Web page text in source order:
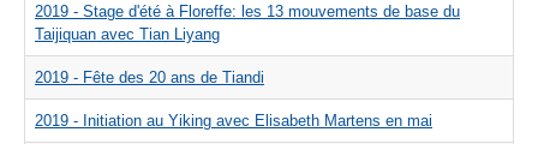
2019 - Stage d'été à Floreffe: les 13 mouvements de base du
Taijiquan avec Tian Liyang
2019 - Fête des 20 ans de Tiandi
2019 - Initiation au Yiking avec Elisabeth Martens en mai